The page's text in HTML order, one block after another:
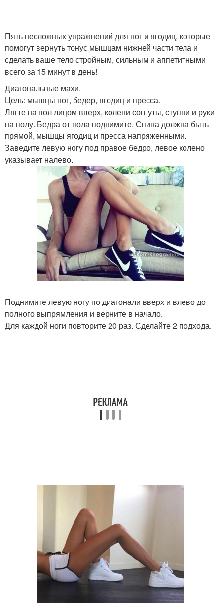
Пять несложных упражнений для ног и ягодиц, которые
помогут вернуть тонус мышцам нижней части тела и
сделать ваше тело стройным, сильным и аппетитными
всего за 15 минут в день!
Диагональные махи.
Цель: мышцы ног, бедер, ягодиц и пресса.
Лягте на пол лицом вверх, колени согнуты, ступни и руки
на полу. Бедра от пола поднимите. Спина должна быть
прямой, мышцы ягодиц и пресса напряженными.
Заведите левую ногу под правое бедро, левое колено
указывает налево.
Поднимите левую ногу по диагонали вверх и влево до
полного выпрямления и верните в начало.
Для каждой ноги повторите 20 раз. Сделайте 2 подхода.